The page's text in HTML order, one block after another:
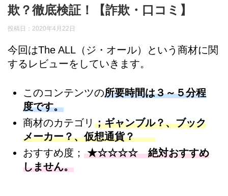
欺？徹底検証！【詐欺・口コミ】
投稿日： 2020年4月22日
今回はThe ALL（ジ・オール）という商材に関
するレビューをしていきます。
このコンテンツの所要時間は３～５分程
度です。
商材のカテゴリ ；ギャンブル？、ブック
メーカー？、仮想通貨？
おすすめ度； ★☆☆☆☆ 絶対おすすめ
しません。